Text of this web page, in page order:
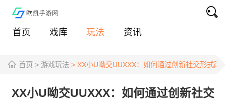
首页 戏库 玩法 资讯
首页 > 游戏玩法 > XX小U呦交UUXXX：如何通过创新社交形式改
XX小U呦交UUXXX：如何通过创新社交